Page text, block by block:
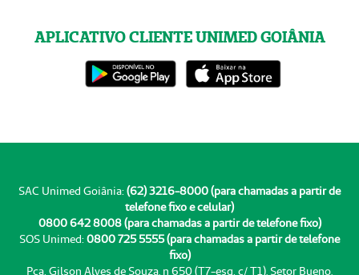
APLICATIVO CLIENTE UNIMED GOIÂNIA
SAC Unimed Goiânia: (62) 3216-8000 (para chamadas a partir de
telefone fixo e celular)
0800 642 8008 (para chamadas a partir de telefone fixo)
SOS Unimed: 0800 725 5555 (para chamadas a partir de telefone
fixo)
Pça. Gilson Alves de Souza, n 650 (T7-esq. c/ T1), Setor Bueno,